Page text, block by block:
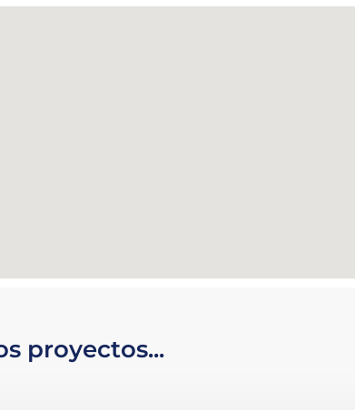
proyectos...